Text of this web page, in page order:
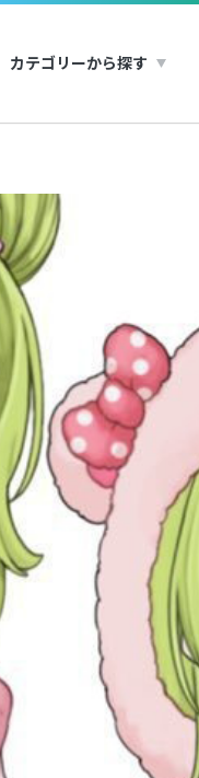
カテゴリーから探す